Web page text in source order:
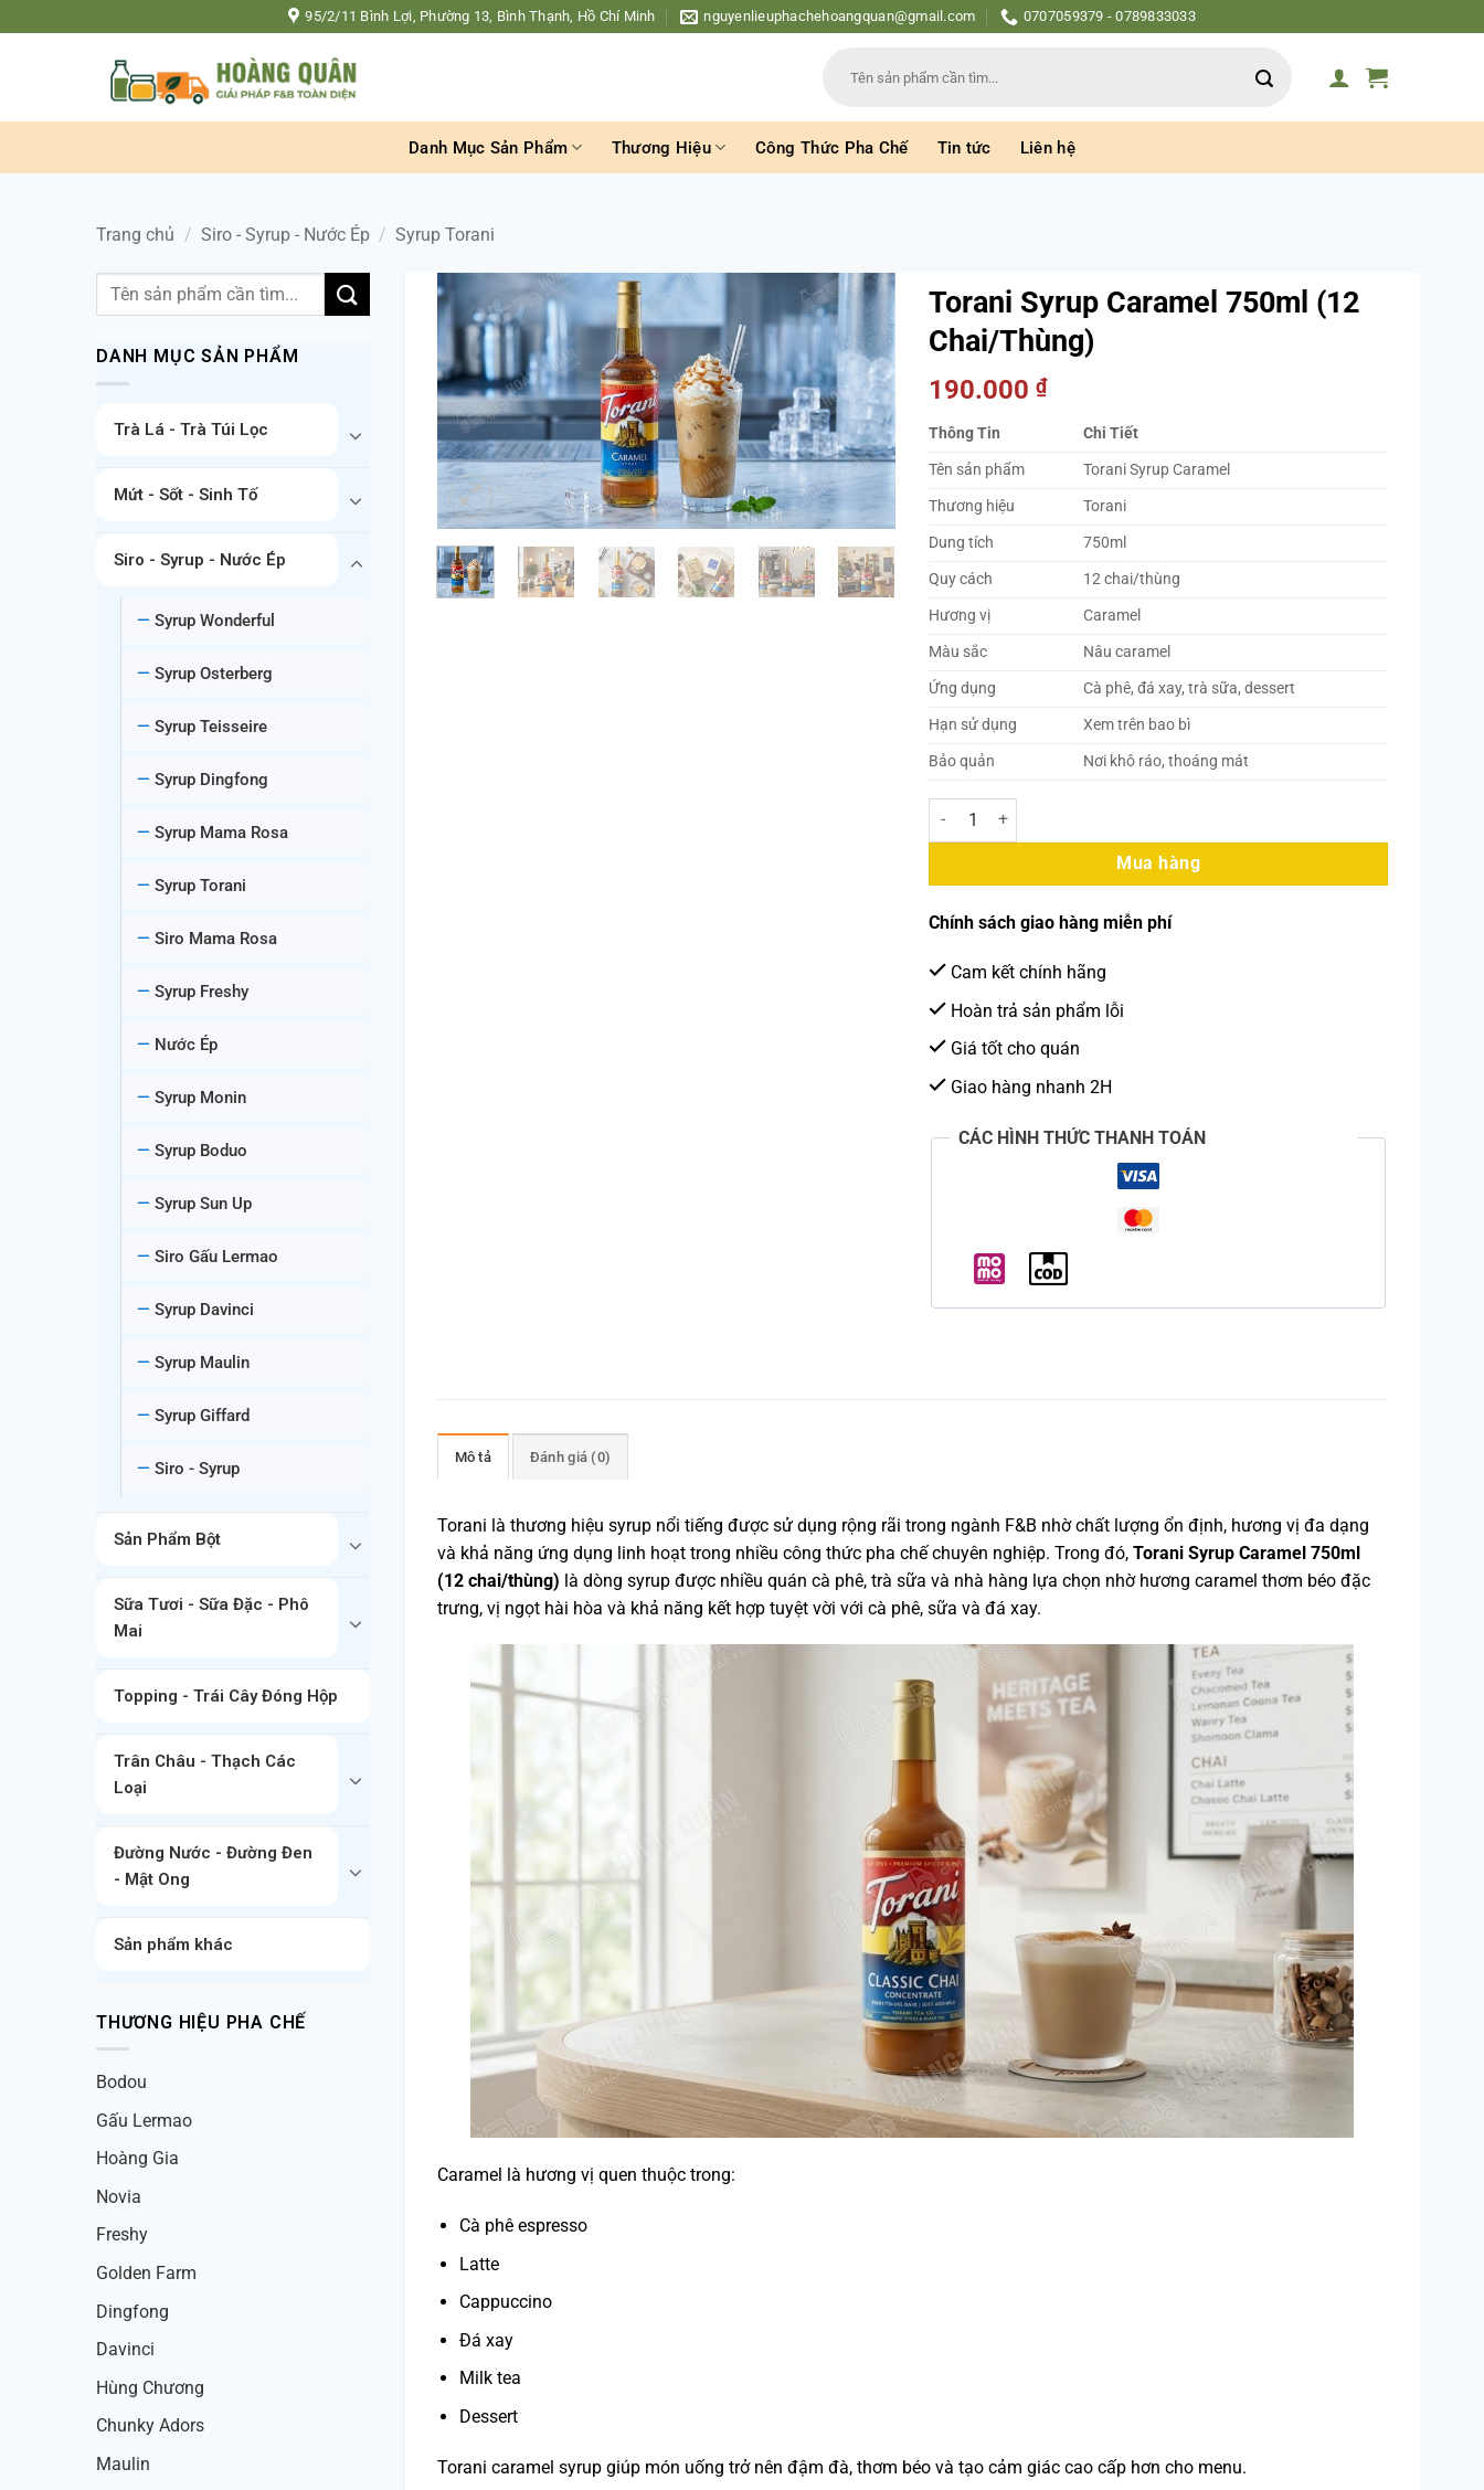
qua
95/2/11 Bình Lợi, Phường 13, Bình Thạnh, Hồ Chí Minh nguyenlieuphachehoangquan@gmail.com 0707059379 - 0789833033
kiếm:
Danh Mục Sản Phẩm Thương Hiệu Công Thức Pha Chế Tin tức Liên hệ
Trang chủ / Siro - Syrup - Nước Ép / Syrup Torani
Tìm
DANH MỤC SẢN PHẨM
Trà Lá - Trà Túi Lọc
Mứt - Sốt - Sinh Tố
Siro - Syrup - Nước Ép
Syrup Wonderful
Syrup Osterberg
Syrup Teisseire
Syrup Dingfong
Syrup Mama Rosa
Syrup Torani
Siro Mama Rosa
Syrup Freshy
Nước Ép
Syrup Monin
Syrup Boduo
Syrup Sun Up
Siro Gấu Lermao
Syrup Davinci
Syrup Maulin
Syrup Giffard
Siro - Syrup
Sản Phẩm Bột
Sữa Tươi - Sữa Đặc - Phô
Mai
Topping - Trái Cây Đóng Hộp
Trân Châu - Thạch Các
Loại
Đường Nước - Đường Đen
- Mật Ong
Sản phẩm khác
THƯƠNG HIỆU PHA CHẾ
Bodou
Gấu Lermao
Hoàng Gia
Novia
Freshy
Golden Farm
Dingfong
Davinci
Hùng Chương
Chunky Adors
Maulin
Torani Syrup Caramel 750ml (12
Chai/Thùng)
190.000₫
Thông Tin
Chi Tiết
Tên sản phẩm
Torani Syrup Caramel
Thương hiệu
Torani
Dung tích
750ml
Quy cách
12 chai/thùng
Hương vị
Caramel
Màu sắc
Nâu caramel
Ứng dụng
Cà phê, đá xay, trà sữa, dessert
Hạn sử dụng
Xem trên bao bì
Bảo quản
Nơi khô ráo, thoáng mát
Torani Syrup Caramel 750ml (12 Chai/Thùng) số lượng
Mua hàng
Chính sách giao hàng miễn phí
Cam kết chính hãng
Hoàn trả sản phẩm lỗi
Giá tốt cho quán
Giao hàng nhanh 2H
CÁC HÌNH THỨC THANH TOÁN
Mô tả Đánh giá (0)
Torani là thương hiệu syrup nổi tiếng được sử dụng rộng rãi trong ngành F&B nhờ chất lượng ổn định, hương vị đa dạng
và khả năng ứng dụng linh hoạt trong nhiều công thức pha chế chuyên nghiệp. Trong đó, Torani Syrup Caramel 750ml
(12 chai/thùng) là dòng syrup được nhiều quán cà phê, trà sữa và nhà hàng lựa chọn nhờ hương caramel thơm béo đặc
trưng, vị ngọt hài hòa và khả năng kết hợp tuyệt vời với cà phê, sữa và đá xay.
Caramel là hương vị quen thuộc trong:
Cà phê espresso
Latte
Cappuccino
Đá xay
Milk tea
Dessert
Torani caramel syrup giúp món uống trở nên đậm đà, thơm béo và tạo cảm giác cao cấp hơn cho menu.